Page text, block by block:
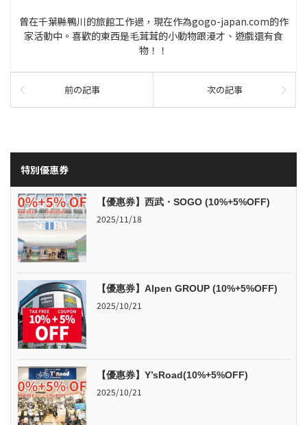
曾在千葉縣鴨川的旅館工作過，現在作為gogo-japan.com的作
家活動中。喜歡的東西是毛茸茸的小動物跟漫才、遊戲還有食
物！！
前の記事 次の記事
特別優惠券
【優惠券】西武・SOGO (10%+5%OFF)
2025/11/18
【優惠券】Alpen GROUP (10%+5%OFF)
2025/10/21
【優惠券】Y’sRoad(10%+5%OFF)
2025/10/21